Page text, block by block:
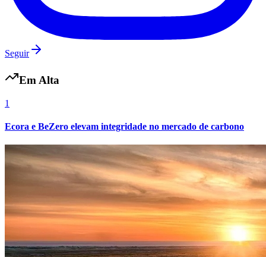
Fluminense
Seguir
Em Alta
1
Ecora e BeZero elevam integridade no mercado de carbono